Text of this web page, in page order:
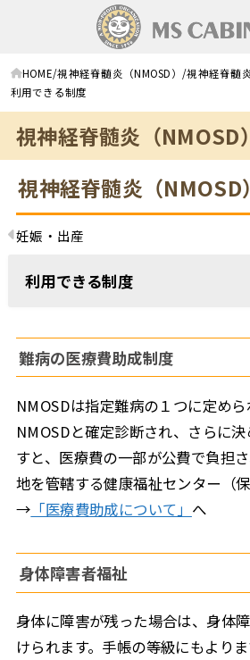
HOME 視神経脊髄炎（NMOSD）
視神経脊髄
利用できる制度
視神経脊髄炎（NMOSD）
視神経脊髄炎（NMOSD
妊娠・出産
利用できる制度
難病の医療費助成制度
NMOSDは指定難病の１つに定めら
NMOSDと確定診断され、さらに
すと、医療費の一部が公費で負担
地を管轄する健康福祉センター（保
→ 「医療費助成について」 へ
身体障害者福祉
身体に障害が残った場合は、身体
けられます。手帳の等級にもより